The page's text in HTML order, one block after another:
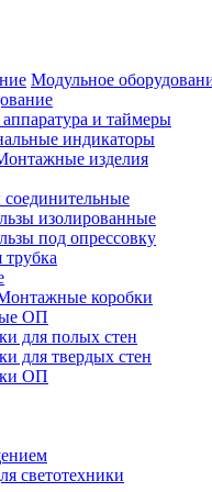
Модульное
и таймеры
индикаторы
изделия
изолированные
под опрессовку
коробки
ОП
для полых стен
для твердых стен
ОП
светотехники